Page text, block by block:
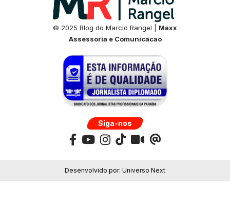
© 2025 Blog do Marcio Rangel | Maxx
Assessoria e Comunicacao
Siga-nos
Desenvolvido por: Universo Next